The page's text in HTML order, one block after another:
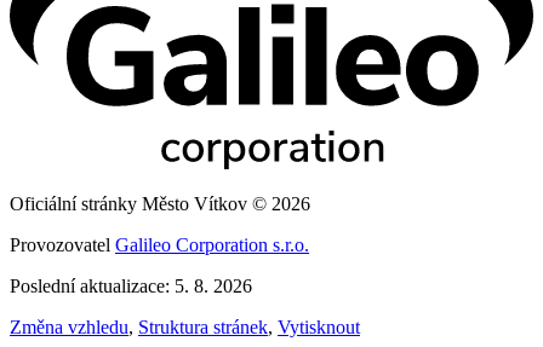
Oficiální stránky Město Vítkov © 2026
Provozovatel Galileo Corporation s.r.o.
Poslední aktualizace: 5. 8. 2026
Změna vzhledu, Struktura stránek, Vytisknout